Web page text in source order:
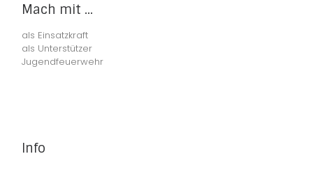
Mach mit ...
als Einsatzkraft
als Unterstützer
Jugendfeuerwehr
Info